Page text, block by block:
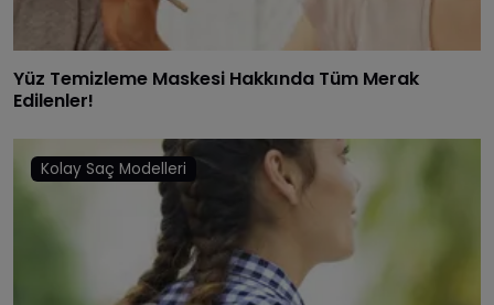
Yüz Temizleme Maskesi Hakkında Tüm Merak
Edilenler!
Kolay Saç Modelleri